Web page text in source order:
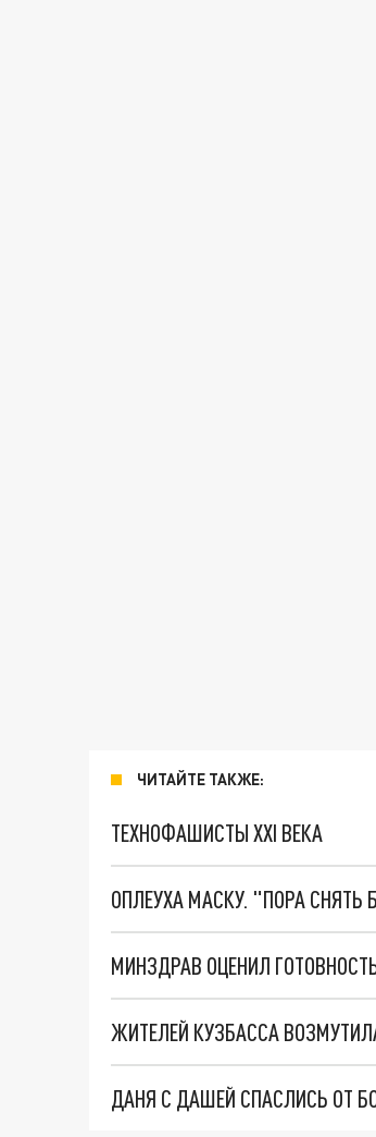
ЧИТАЙТЕ ТАКЖЕ:
ТЕХНОФАШИСТЫ XXI ВЕКА
ОПЛЕУХА МАСКУ. "ПОРА СНЯТЬ
МИНЗДРАВ ОЦЕНИЛ
ДАНЯ С ДАШЕЙ СПАСЛИСЬ ОТ